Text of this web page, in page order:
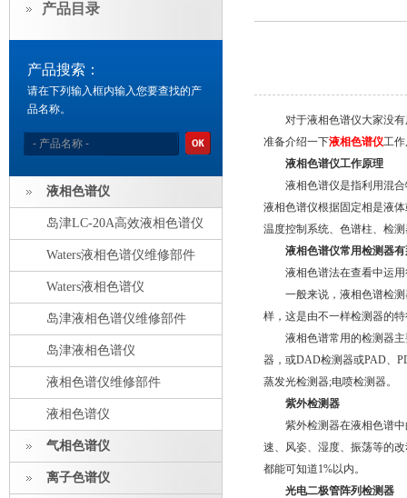
产品目录
产品搜索：
请在下列输入框内输入您要查找的产
品名称。
液相色谱仪
岛津LC-20A高效液相色谱仪
Waters液相色谱仪维修部件
Waters液相色谱仪
岛津液相色谱仪维修部件
岛津液相色谱仪
液相色谱仪维修部件
液相色谱仪
气相色谱仪
离子色谱仪
对于液相色谱仪大家没有
准备介绍一下液相色谱仪工
液相色谱仪工作原理
液相色谱仪是指利用混合
液相色谱仪根据固定相是液
温度控制系统、色谱柱、检
液相色谱仪常用检测器有
液相色谱法在查看中运用
一般来说，液相色谱检测
样，这是由不一样检测器的
液相色谱常用的检测器主
器，或DAD检测器或PAD、
蒸发光检测器;电喷检测器。
紫外检测器
紫外检测器在液相色谱中
速、风姿、湿度、振荡等的
都能可知道1%以内。
光电二极管阵列检测器